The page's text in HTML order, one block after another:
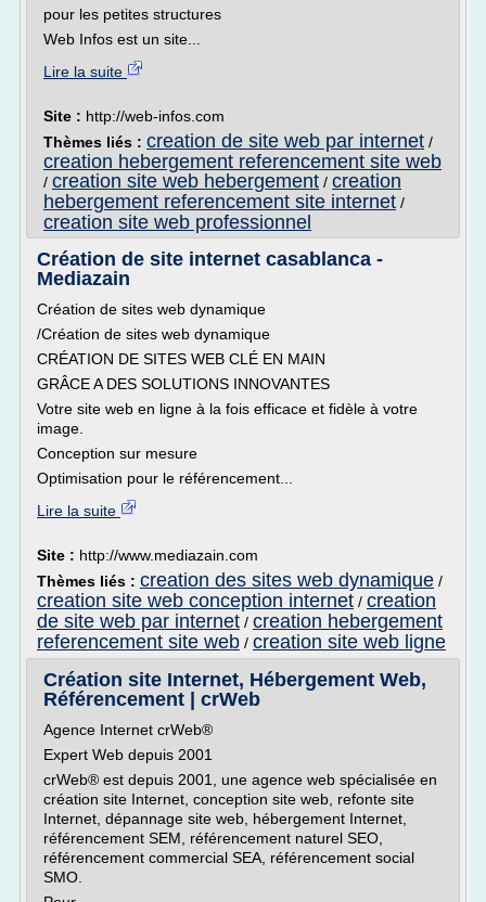
pour les petites structures
Web Infos est un site...
Lire la suite
Site : http://web-infos.com
Thèmes liés : creation de site web par internet /
creation hebergement referencement site web
/ creation site web hebergement / creation
hebergement referencement site internet /
creation site web professionnel
Création de site internet casablanca -
Mediazain
Création de sites web dynamique
/Création de sites web dynamique
CRÉATION DE SITES WEB CLÉ EN MAIN
GRÂCE A DES SOLUTIONS INNOVANTES
Votre site web en ligne à la fois efficace et fidèle à votre
image.
Conception sur mesure
Optimisation pour le référencement...
Lire la suite
Site : http://www.mediazain.com
Thèmes liés : creation des sites web dynamique /
creation site web conception internet / creation
de site web par internet / creation hebergement
referencement site web / creation site web ligne
Création site Internet, Hébergement Web,
Référencement | crWeb
Agence Internet crWeb®
Expert Web depuis 2001
crWeb® est depuis 2001, une agence web spécialisée en
création site Internet, conception site web, refonte site
Internet, dépannage site web, hébergement Internet,
référencement SEM, référencement naturel SEO,
référencement commercial SEA, référencement social
SMO.